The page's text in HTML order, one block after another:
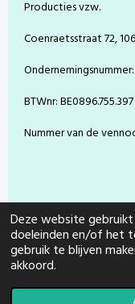
Deze website
doeleinden en/of het
gebruik te blijven
akkoord.
t
Producties vzw.
Coenraetsstraat 72,
BTWnr: BE0896.755.397
Nummer van de
© 2021 - 2026 Kleuter